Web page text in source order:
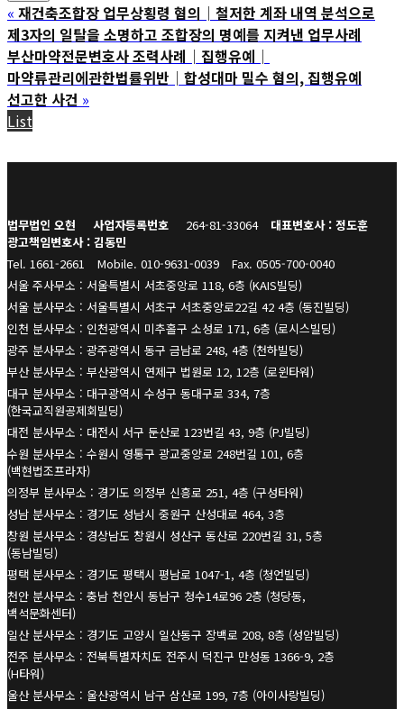
« 재건축조합장 업무상횡령 혐의│철저한 계좌 내역 분석으로
제3자의 일탈을 소명하고 조합장의 명예를 지켜낸 업무사례
부산마약전문변호사 조력사례│집행유예│
마약류관리에관한법률위반│합성대마 밀수 혐의, 집행유예
선고한 사건 »
List
법무법인 오현 사업자등록번호 264-81-33064
대표변호사 : 정도훈
광고책임변호사 : 김동민
Tel. 1661-2661
Mobile. 010-9631-0039
Fax. 0505-700-0040
서울 주사무소 : 서울특별시 서초중앙로 118, 6층 (KAIS빌딩)
서울 분사무소 : 서울특별시 서초구 서초중앙로22길 42 4층 (동진빌딩)
인천 분사무소 : 인천광역시 미추홀구 소성로 171, 6층 (로시스빌딩)
광주 분사무소 : 광주광역시 동구 금남로 248, 4층 (천하빌딩)
부산 분사무소 : 부산광역시 연제구 법원로 12, 12층 (로윈타워)
대구 분사무소 : 대구광역시 수성구 동대구로 334, 7층
(한국교직원공제회빌딩)
대전 분사무소 : 대전시 서구 둔산로 123번길 43, 9층 (PJ빌딩)
수원 분사무소 : 수원시 영통구 광교중앙로 248번길 101, 6층
(백현법조프라자)
의정부 분사무소 : 경기도 의정부 신흥로 251, 4층 (구성타워)
성남 분사무소 : 경기도 성남시 중원구 산성대로 464, 3층
창원 분사무소 : 경상남도 창원시 성산구 동산로 220번길 31, 5층
(동남빌딩)
평택 분사무소 : 경기도 평택시 평남로 1047-1, 4층 (청언빌딩)
천안 분사무소 : 충남 천안시 동남구 청수14로96 2층 (청당동,
백석문화센터)
일산 분사무소 : 경기도 고양시 일산동구 장백로 208, 8층 (성암빌딩)
전주 분사무소 : 전북특별자치도 전주시 덕진구 만성동 1366-9, 2층
(H타워)
울산 분사무소 : 울산광역시 남구 삼산로 199, 7층 (아이사랑빌딩)